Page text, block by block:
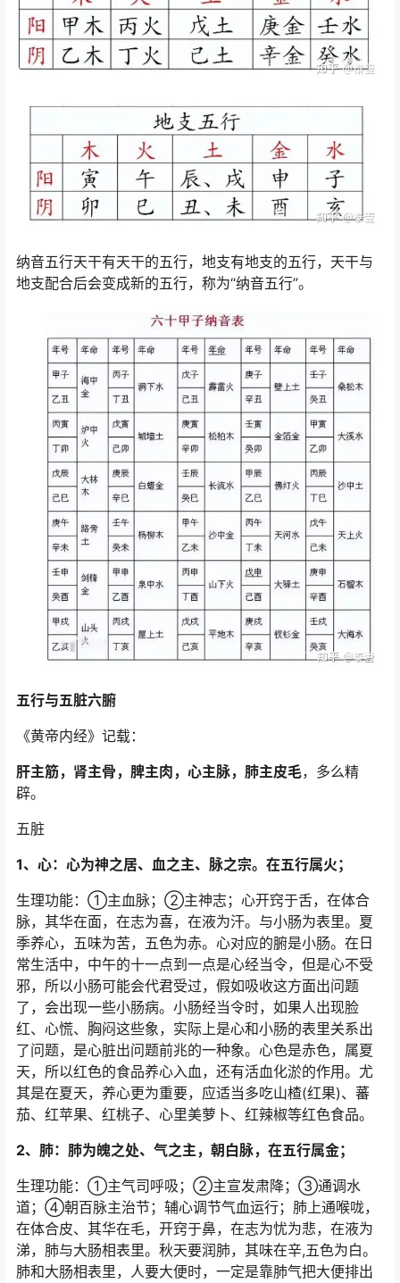
纳音五行天干有天干的五行，地支有地支的五行，天干与
地支配合后会变成新的五行，称为“纳音五行”。
五行与五脏六腑
《黄帝内经》记载：
肝主筋，肾主骨，脾主肉，心主脉，肺主皮毛，多么精
辟。
五脏
1、心：心为神之居、血之主、脉之宗。在五行属火；
生理功能：①主血脉；②主神志；心开窍于舌，在体合
脉，其华在面，在志为喜，在液为汗。与小肠为表里。夏
季养心，五味为苦，五色为赤。心对应的腑是小肠。在日
常生活中，中午的十一点到一点是心经当令，但是心不受
邪，所以小肠可能会代君受过，假如吸收这方面出问题
了，会出现一些小肠病。小肠经当令时，如果人出现脸
红、心慌、胸闷这些象，实际上是心和小肠的表里关系出
了问题，是心脏出问题前兆的一种象。心色是赤色，属夏
天，所以红色的食品养心入血，还有活血化淤的作用。尤
其是在夏天，养心更为重要，应适当多吃山楂(红果)、蕃
茄、红苹果、红桃子、心里美萝卜、红辣椒等红色食品。
2、肺：肺为魄之处、气之主，朝白脉，在五行属金；
生理功能：①主气司呼吸；②主宣发肃降；③通调水
道；④朝百脉主治节；辅心调节气血运行；肺上通喉咙，
在体合皮、其华在毛，开窍于鼻，在志为忧为悲，在液为
涕，肺与大肠相表里。秋天要润肺，其味在辛,五色为白。
肺和大肠相表里，人要大便时，一定是靠肺气把大便排出